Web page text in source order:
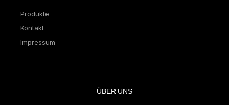
Produkte
Kontakt
Impressum
ÜBER UNS